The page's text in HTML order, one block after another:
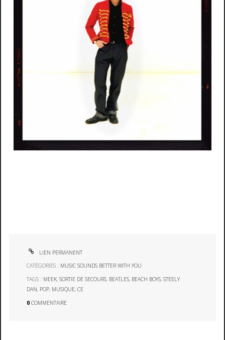
LIEN PERMANENT
CATÉGORIES : MUSIC SOUNDS BETTER WITH YOU
TAGS : MEEK,SORTIE DE SECOURS, BEATLES, BEACH BOYS,STEELY
DAN, POP, MUSIQUE,CE
0 COMMENTAIRE